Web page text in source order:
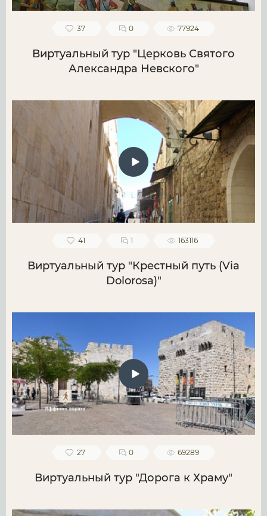
37 0 77924
Виртуальный тур "Церковь Святого
Александра Невского"
41 1 163116
Виртуальный тур "Крестный путь (Via
Dolorosa)"
27 0 69289
Виртуальный тур "Дорога к Храму"